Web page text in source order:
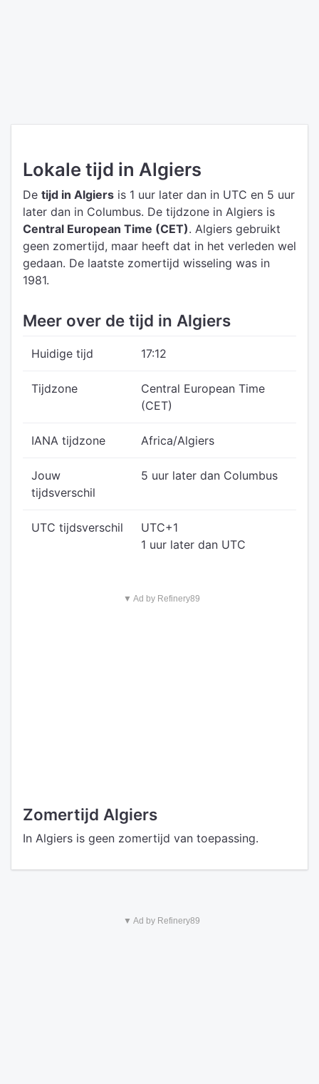
Lokale tijd in Algiers
De tijd in Algiers is 1 uur later dan in UTC en 5 uur
later dan in Columbus. De tijdzone in Algiers is
Central European Time (CET). Algiers gebruikt
geen zomertijd, maar heeft dat in het verleden wel
gedaan. De laatste zomertijd wisseling was in
1981.
Meer over de tijd in Algiers
Huidige tijd 17:12
Tijdzone
Central European Time
(CET)
IANA tijdzone Africa/Algiers
Jouw
tijdsverschil
5 uur later dan Columbus
UTC tijdsverschil
UTC+1
1 uur later dan UTC
▼ Ad by Refinery89
Zomertijd Algiers
In Algiers is geen zomertijd van toepassing.
▼ Ad by Refinery89